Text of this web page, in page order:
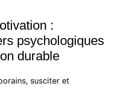
:
psychologiques
durable
susciter et